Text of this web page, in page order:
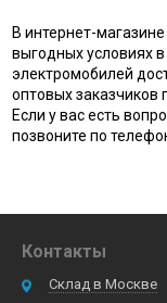
В интернет-
выгодных условиях
электромобилей
оптовых
Если у вас есть
позвоните по
Контакты
Склад в Москве